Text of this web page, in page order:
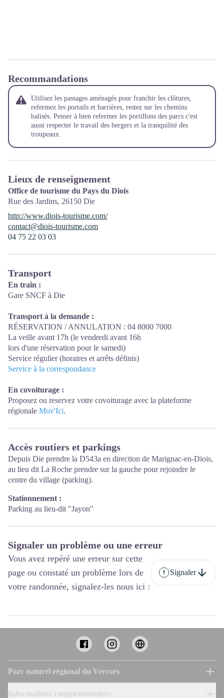
Recommandations
Utilisez les passages aménagés pour franchir les clôtures,
refermez les portails et barrières, restez sur les chemins
balisés. Penser à bien refermer les portillons des parcs c'est
aussi respecter le travail des bergers et la tranquilité des
troupeaux.
Lieux de renseignement
Office de tourisme du Pays du Diois
Rue des Jardins, 26150 Die
http://www.diois-tourisme.com/
contact@diois-tourisme.com
04 75 22 03 03
Transport
En train :
Gare SNCF à Die
Transport à la demande :
RÉSERVATION / ANNULATION : 04 8000 7000
La veille avant 17h (le vendredi avant 16h
lors d'une réservation pour le samedi)
Service régulier(horaires et arrêts définis)
Service à la correspondance
En covoiturage :
Proposez ou reservez votre covoiturage avec la plateforme
régionale Mov'Ici.
Accès routiers et parkings
Depuis Die prendre la D543a en direction de Marignac-en-Diois,
au lieu dit La Roche prendre sur la gauche pour rejoindre le
centre du village (parking).
Stationnement :
Parking au lieu-dit "Jayon"
Signaler un problème ou une erreur
Vous avez repéré une erreur sur cette
page ou constaté un problème lors de
votre randonnée, signalez-les nous ici :
Signaler
Parc naturel régional du Vercors
Informations complémentaires